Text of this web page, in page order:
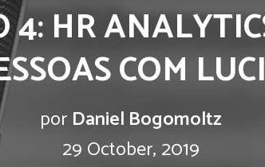
4: HR
COM
por Daniel Bogomoltz
29 October, 2019